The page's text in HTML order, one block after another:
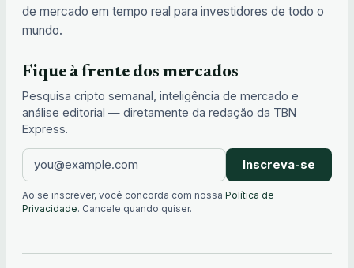
de mercado em tempo real para investidores de todo o
mundo.
Fique à frente dos mercados
Pesquisa cripto semanal, inteligência de mercado e
análise editorial — diretamente da redação da TBN
Express.
Inscreva-se
Ao se inscrever, você concorda com nossa Política de
Privacidade. Cancele quando quiser.